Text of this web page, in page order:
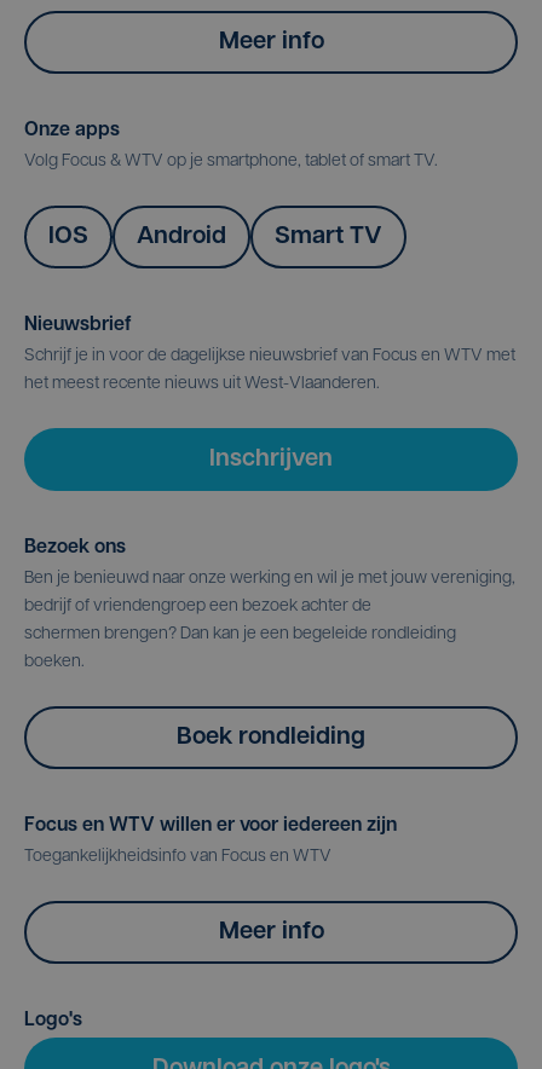
Meer info
Onze apps
Volg Focus & WTV op je smartphone, tablet of smart TV.
IOS Android Smart TV
Nieuwsbrief
Schrijf je in voor de dagelijkse nieuwsbrief van Focus en WTV met
het meest recente nieuws uit West-Vlaanderen.
Inschrijven
Bezoek ons
Ben je benieuwd naar onze werking en wil je met jouw vereniging,
bedrijf of vriendengroep een bezoek achter de
schermen brengen? Dan kan je een begeleide rondleiding
boeken.
Boek rondleiding
Focus en WTV willen er voor iedereen zijn
Toegankelijkheidsinfo van Focus en WTV
Meer info
Logo's